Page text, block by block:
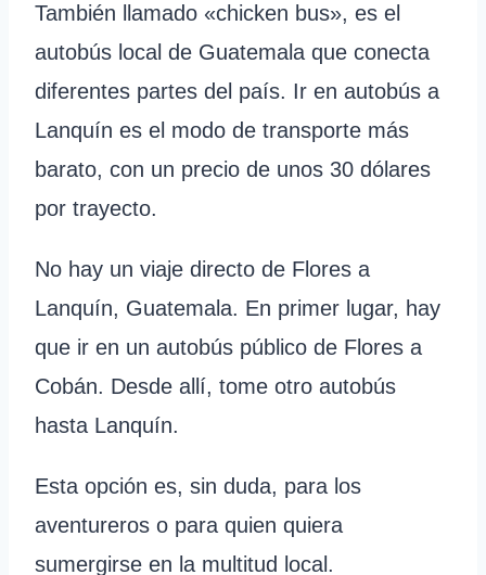
También llamado «chicken bus», es el
autobús local de Guatemala que conecta
diferentes partes del país. Ir en autobús a
Lanquín es el modo de transporte más
barato, con un precio de unos 30 dólares
por trayecto.
No hay un viaje directo de Flores a
Lanquín, Guatemala. En primer lugar, hay
que ir en un autobús público de Flores a
Cobán. Desde allí, tome otro autobús
hasta Lanquín.
Esta opción es, sin duda, para los
aventureros o para quien quiera
sumergirse en la multitud local.